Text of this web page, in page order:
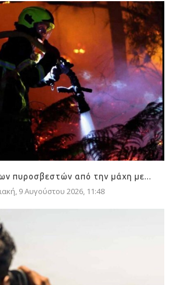
πυροσβεστών από την μάχη με...
9 Αυγούστου 2026, 11:48